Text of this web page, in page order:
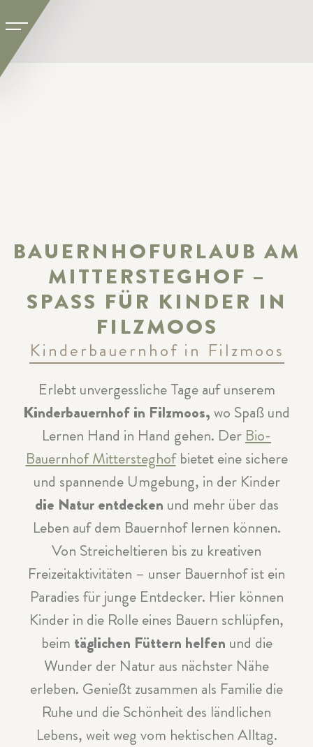
BAUERNHOFURLAUB AM
MITTERSTEGHOF –
SPASS FÜR KINDER IN F
ILZMOOS
Kinderbauernhof in Filzmoos
Erlebt unvergessliche Tage auf unserem
Kinderbauernhof in Filzmoos,wo Spaß und
Lernen Hand in Hand gehen. Der Bio-
Bauernhof Mittersteghofbietet eine sichere
und spannende Umgebung, in der Kinder
die Natur entdecken und mehr über das
Leben auf dem Bauernhof lernen können.
Von Streicheltieren bis zu kreativen
Freizeitaktivitäten – unser Bauernhof ist ein
Paradies für junge Entdecker. Hier können
Kinder in die Rolle eines Bauern schlüpfen,
beim täglichen Füttern helfen und die
Wunder der Natur aus nächster Nähe
erleben. Genießt zusammen als Familie die
Ruhe und die Schönheit des ländlichen
Lebens, weit weg vom hektischen Alltag.